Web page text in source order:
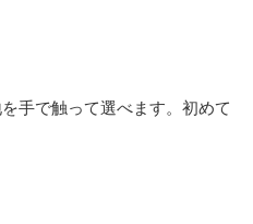
手で触って選べます。初めて